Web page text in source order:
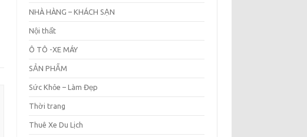
NHÀ HÀNG – KHÁCH SẠN
Nội thất
Ô TÔ -XE MÁY
SẢN PHẨM
Sức Khỏe – Làm Đẹp
Thời trang
Thuê Xe Du Lịch